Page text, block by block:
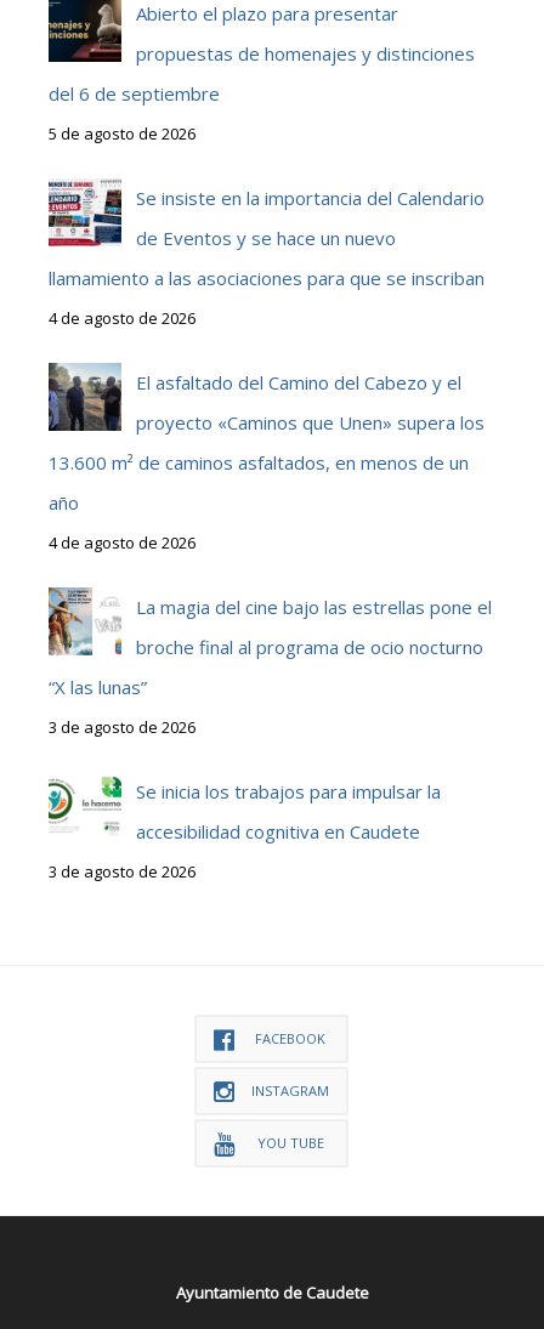
Abierto el plazo para presentar
propuestas de homenajes y distinciones
del 6 de septiembre
5 de agosto de 2026
Se insiste en la importancia del Calendario
de Eventos y se hace un nuevo
llamamiento a las asociaciones para que se inscriban
4 de agosto de 2026
El asfaltado del Camino del Cabezo y el
proyecto «Caminos que Unen» supera los
13.600 m² de caminos asfaltados, en menos de un
año
4 de agosto de 2026
La magia del cine bajo las estrellas pone el
broche final al programa de ocio nocturno
“X las lunas”
3 de agosto de 2026
Se inicia los trabajos para impulsar la
accesibilidad cognitiva en Caudete
3 de agosto de 2026
FACEBOOK
INSTAGRAM
YOU TUBE
Ayuntamiento de Caudete